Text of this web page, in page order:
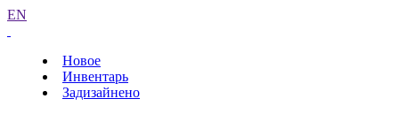
EN
Новое
Инвентарь
Задизайнено